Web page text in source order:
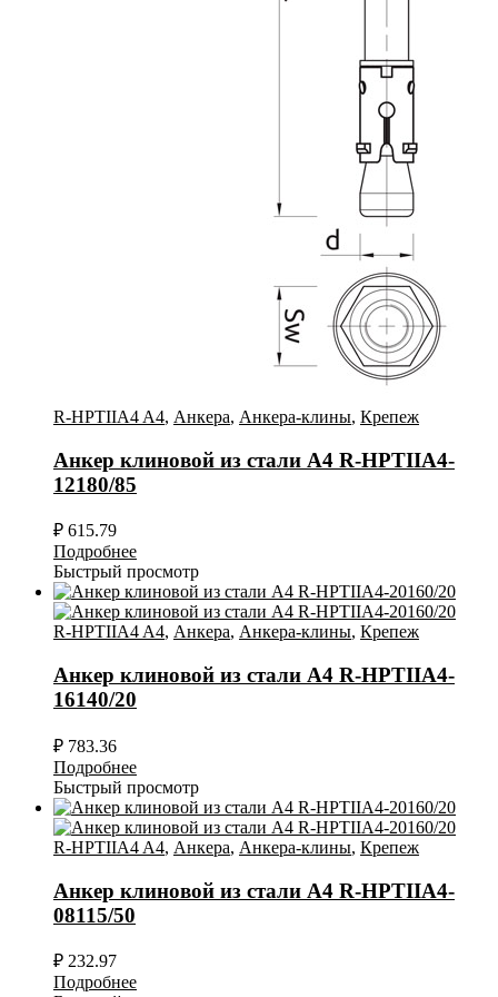
R-HPTIIA4 A4, Анкера, Анкера-клины, Крепеж
Анкер клиновой из стали А4 R-HPTIIA4-
12180/85
₽ 615.79
Подробнее
Быстрый просмотр
R-HPTIIA4 A4, Анкера, Анкера-клины, Крепеж
Анкер клиновой из стали А4 R-HPTIIA4-
16140/20
₽ 783.36
Подробнее
Быстрый просмотр
R-HPTIIA4 A4, Анкера, Анкера-клины, Крепеж
Анкер клиновой из стали А4 R-HPTIIA4-
08115/50
₽ 232.97
Подробнее